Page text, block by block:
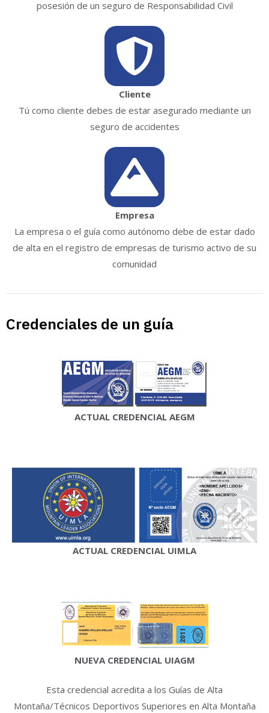
posesión de un seguro de Responsabilidad Civil
Cliente
Tú como cliente debes de estar asegurado mediante un
seguro de accidentes
Empresa
La empresa o el guía como autónomo debe de estar dado
de alta en el registro de empresas de turismo activo de su
comunidad
Credenciales de un guía
ACTUAL CREDENCIAL AEGM
ACTUAL CREDENCIAL UIMLA
NUEVA CREDENCIAL UIAGM
Esta credencial acredita a los Guías de Alta
Montaña/Técnicos Deportivos Superiores en Alta Montaña